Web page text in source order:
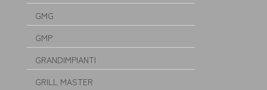
GMG
GMP
GRANDIMPIANTI
GRILL MASTER